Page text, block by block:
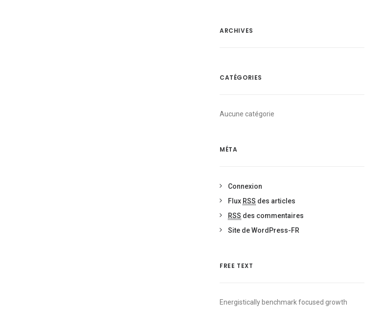
ARCHIVES
CATÉGORIES
Aucune catégorie
MÉTA
Connexion
Flux RSS des articles
RSS des commentaires
Site de WordPress-FR
FREE TEXT
Energistically benchmark focused growth